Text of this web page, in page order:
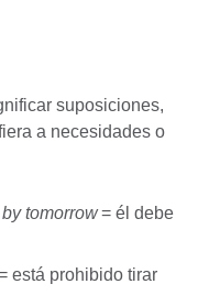
suposiciones,
a necesidades o
tomorrow= él debe
está prohibido tirar